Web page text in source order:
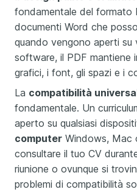
fondamentale del formato
documenti Word che
quando vengono aperti su
software, il PDF mantiene
grafici, i font, gli spazi e i
La compatibilità
fondamentale. Un
aperto su qualsiasi
computer Windows, Mac
consultare il tuo CV
riunione o ovunque si
problemi di compatibilità